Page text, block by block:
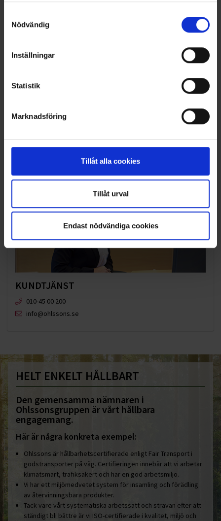
Nödvändig
Inställningar
Statistik
Marknadsföring
Tillåt alla cookies
Tillåt urval
Endast nödvändiga cookies
OHLSSONSKOLLEGOR
RENHÅLLNING
VELLINGE
KUNDTJÄNST
010-45 00 200​
info@ohlssons.se
HELT ENKELT HÅLLBART
Den gemensamma nämnaren i
Ohlssonsgruppen är vårt hållbara
engagemang.
Här är några konkreta exempel:
Ohlssons är hållbarhetscertifierade enligt Fair Transport i
godstransporter på väg. Certifieringen innebär att vi arbetar
klimatsmart, trafiksäkert och har en god arbetsmiljö.
Vi har ett miljömedvetet system för insamling och förädling
av återvinningsbara produkter.
Tack vare vårt systematiska arbetssätt och strävan efter att
ständigt bli bättre är vi ISO-certifierade i kvalitet, miljö och